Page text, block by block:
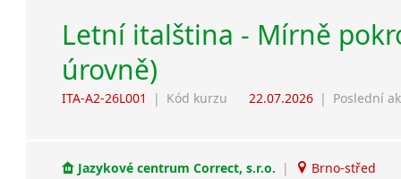
Letní italština - Mírně
úrovně)
ITA-A2-26L001 | Kód kurzu 22.07.2026 | Poslední
Jazykové centrum Correct, s.r.o. | Brno-střed